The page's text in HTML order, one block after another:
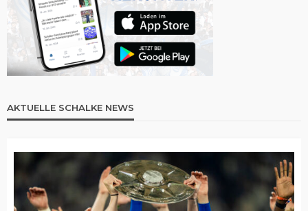
AKTUELLE SCHALKE NEWS